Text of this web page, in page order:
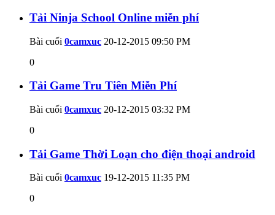
Tải Ninja School Online miễn phí
Bài cuối 0camxuc 20-12-2015 09:50 PM
0
Tải Game Tru Tiên Miễn Phí
Bài cuối 0camxuc 20-12-2015 03:32 PM
0
Tải Game Thời Loạn cho điện thoại android
Bài cuối 0camxuc 19-12-2015 11:35 PM
0